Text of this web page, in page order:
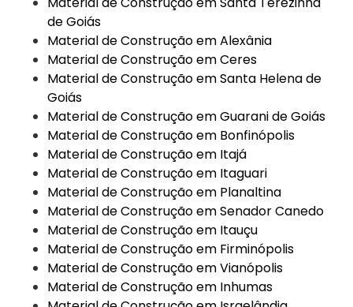
de Goiás
Material de Construção em Alexânia
Material de Construção em Ceres
Material de Construção em Santa Helena de
Goiás
Material de Construção em Guarani de Goiás
Material de Construção em Bonfinópolis
Material de Construção em Itajá
Material de Construção em Itaguari
Material de Construção em Planaltina
Material de Construção em Senador Canedo
Material de Construção em Itauçu
Material de Construção em Firminópolis
Material de Construção em Vianópolis
Material de Construção em Inhumas